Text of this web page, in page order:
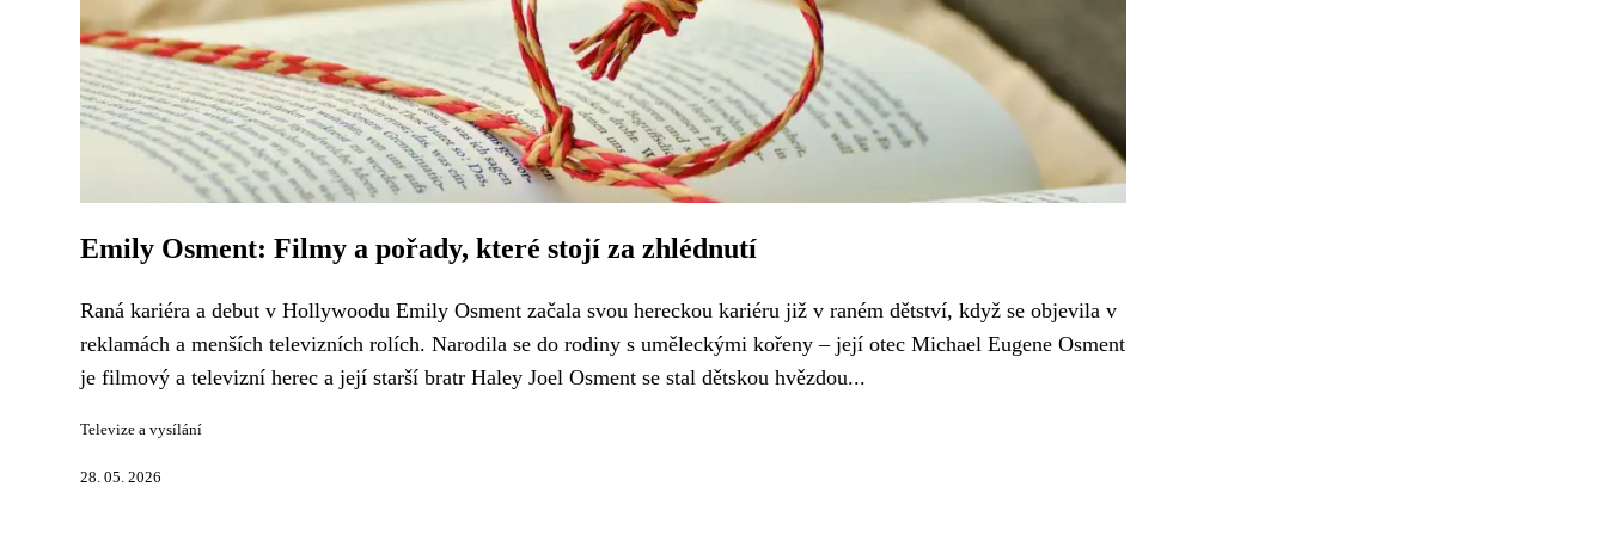
Emily Osment: Filmy a pořady, které stojí za zhlédnutí
Raná kariéra a debut v Hollywoodu Emily Osment začala svou hereckou kariéru již v raném dětství, když se objevila v
reklamách a menších televizních rolích. Narodila se do rodiny s uměleckými kořeny – její otec Michael Eugene Osment
je filmový a televizní herec a její starší bratr Haley Joel Osment se stal dětskou hvězdou...
Televize a vysílání
28. 05. 2026